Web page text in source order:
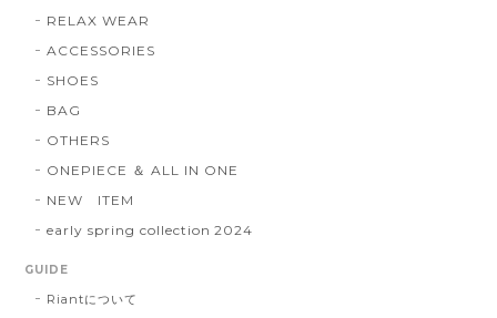
RELAX WEAR
ACCESSORIES
SHOES
BAG
OTHERS
ONEPIECE ＆ ALL IN ONE
NEW ITEM
early spring collection 2024
GUIDE
Riantについて